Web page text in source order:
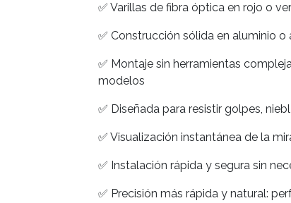
✅ Varillas de fibra óptica en rojo o
✅ Construcción sólida en aluminio o
✅ Montaje sin herramientas
modelos
✅ Diseñada para resistir golpes,
✅ Visualización instantánea de la
✅ Instalación rápida y segura sin
✅ Precisión más rápida y natural: